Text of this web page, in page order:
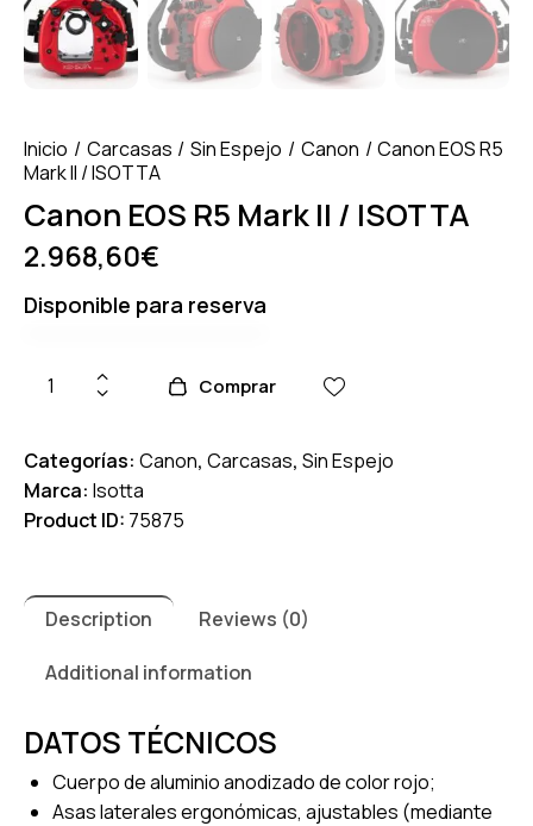
Inicio Carcasas Sin Espejo Canon
Canon EOS R5
Mark II / ISOTTA
Canon EOS R5 Mark II / ISOTTA
2.968,60€
Disponible para reserva
Comprar
Categorías: Canon, Carcasas, Sin Espejo
Marca: Isotta
Product ID: 75875
Description Reviews (0)
Additional information
DATOS TÉCNICOS
Cuerpo de aluminio anodizado de color rojo;
Asas laterales ergonómicas, ajustables (mediante